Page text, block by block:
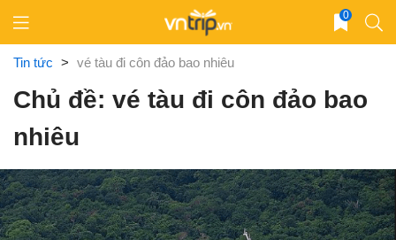
content
0
Tin tức > vé tàu đi côn đảo bao nhiêu
Chủ đề: vé tàu đi côn đảo bao
nhiêu